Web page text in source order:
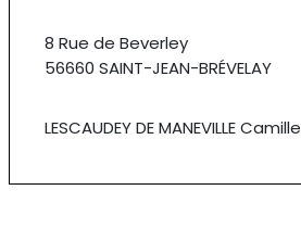
8 Rue de Beverley
56660 SAINT-JEAN-BRÉVELAY
LESCAUDEY DE MANEVILLE Camille